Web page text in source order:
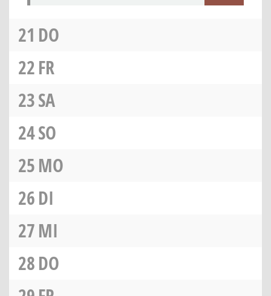
21 DO
22FR
23SA
24SO
25MO
26DI
27MI
28DO